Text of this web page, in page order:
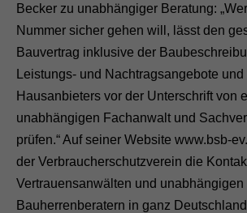
Becker zu unabhängiger Beratung:
Nummer sicher gehen will, lässt den
Bauvertrag inklusive der
Leistungs- und Nachtragsangebote
Hausanbieters vor der Unterschrift von
unabhängigen Fachanwalt und
prüfen.“ Auf seiner Website www.bsb-
der Verbraucherschutzverein die
Vertrauensanwälten und unabhängigen
Bauherrenberatern in ganz